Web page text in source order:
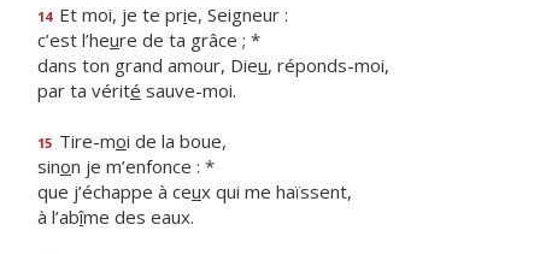
14 Et moi, je te prie, Seigneur :
c’est l’heure de ta grâce ; *
dans ton grand amour, Dieu, réponds-moi,
par ta vérité sauve-moi.
15 Tire-moi de la boue,
sinon je m’enfonce : *
que j’échappe à ceux qui me haïssent,
à l’abîme des eaux.